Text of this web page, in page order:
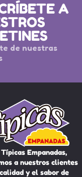
A
de nuestras
Empanadas,
a nuestros clientes
y el sabor de